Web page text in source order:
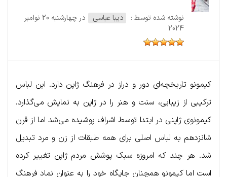
نوشته شده توسط : دیبا عباسی
در چهارشنبه 20 نوامبر
2024
کیمونو تاریخچه‌ای دور و دراز در فرهنگ ژاپن دارد. این لباس
ترکیبی از زیبایی، سنت و هنر را در ژاپن به نمایش می‌گذارد.
کیمونوی ژاپنی در ابتدا توسط اشراف پوشیده می‌شد اما از قرن
شانزدهم به لباس اصلی برای همه طبقات از زن و مرد تبدیل
شد. هر چند که امروزه سبک پوشش مردم ژاپن تغییر کرده
است اما کیمونو همچنان جایگاه خود را به عنوان نماد فرهنگ